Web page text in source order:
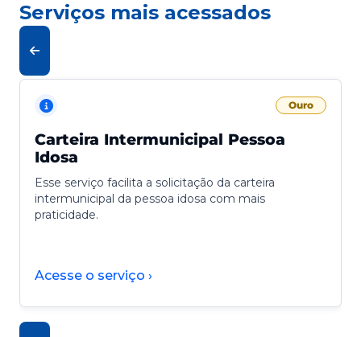
Serviços mais acessados
Ouro
Carteira Intermunicipal Pessoa
Idosa
Esse serviço facilita a solicitação da carteira
intermunicipal da pessoa idosa com mais
praticidade.
Acesse o serviço ›